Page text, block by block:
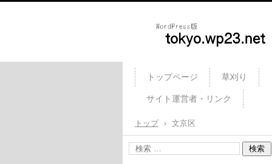
刈り、コンクリート・ウッ
ッキの撤去、物置・プレハ
車庫・カーポートの解体
を承ります。 東京都23区
鷹市・調布市・府中市・立
市・町田市 etc..
トップページ 草刈り
サイト運営者・リンク
トップ › 文京区